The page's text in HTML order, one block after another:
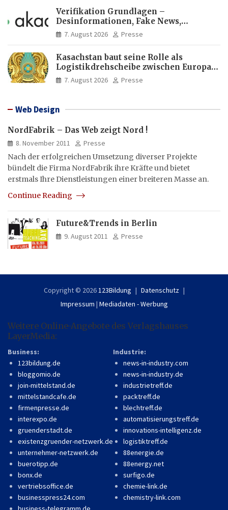
Verifikation Grundlagen –
Desinformationen, Fake News,
manipulierte Inhalte | dpa-Akademie
7. August 2026 Presse
Kasachstan baut seine Rolle als
Logistikdrehscheibe zwischen Europa
und Asien aus
7. August 2026 Presse
Web Design
NordFabrik – Das Web zeigt Nord !
8. November 2011
Presse
Nach der erfolgreichen Umsetzung diverser Projekte
bündelt die Firma NordFabrik ihre Kräfte und bietet
erstmals Ihre Dienstleistungen einer breiteren Masse an.
Continue Reading
Future&Trends in Berlin
9. August 2011 Presse
Copyright © 2026 123Bildung
Datenschutz
Impressum | Mediadaten - Werbung
Weitere Online-Angebote des Verlagshauses
LayerMedia:
Business:
123bildung.de
bloggomio.de
join-mittelstand.de
mittelstandcafe.de
firmenpresse.de
interexpo.de
gruenderstadt.de
existenzgruender-netzwerk.de
unternehmer-netzwerk.de
buerotipp.de
bonx.de
vertriebsoffice.de
businesspress24.com
Industrie:
news-in-industry.com
news-in-industry.de
industrietreff.de
packtreff.de
blechtreff.de
automatisierungstreff.de
innovations-intelligenz.de
logistiktreff.de
88energie.de
88energy.net
surfigo.de
chemie-link.de
chemistry-link.com